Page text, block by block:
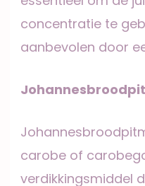
concentratie te
aanbevolen door
carobe of
verdikkingsmiddel